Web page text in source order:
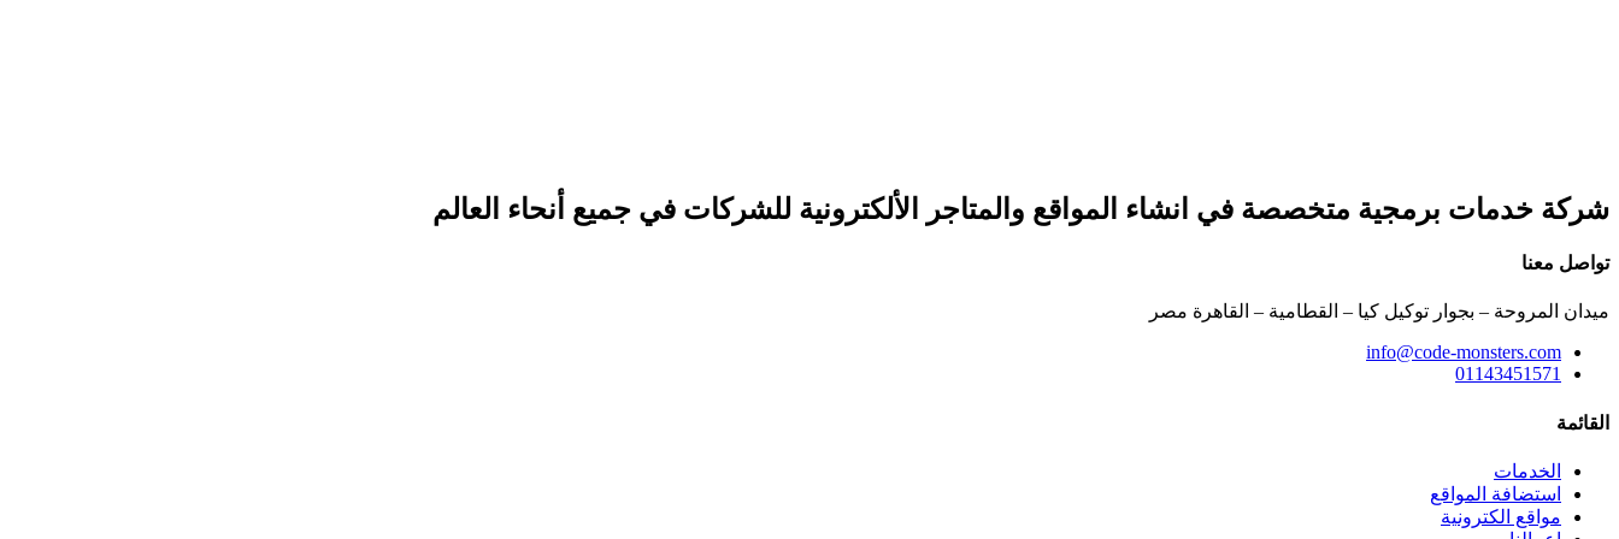
شركة خدمات برمجية متخصصة في انشاء المواقع والمتاجر الألكترونية للشركات في جميع أنحاء العالم
تواصل معنا
ميدان المروحة – بجوار توكيل كيا – القطامية – القاهرة مصر
info@code-monsters.com
01143451571
القائمة
الخدمات
استضافة المواقع
مواقع الكترونية